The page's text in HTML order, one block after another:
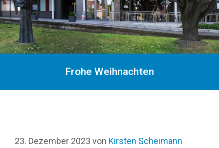
Frohe Weihnachten
23. Dezember 2023 von Kirsten Scheimann